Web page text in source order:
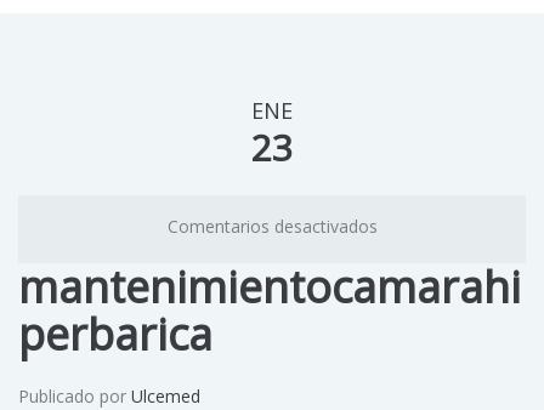
ENE
23
Comentarios desactivados
mantenimientocamarahi
perbarica
Publicado por Ulcemed